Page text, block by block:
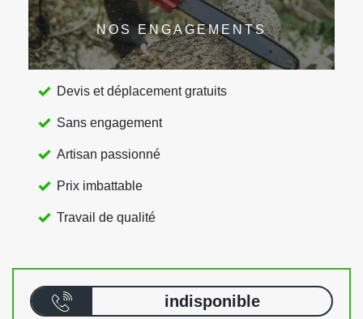
NOS ENGAGEMENTS
Devis et déplacement gratuits
Sans engagement
Artisan passionné
Prix imbattable
Travail de qualité
indisponible